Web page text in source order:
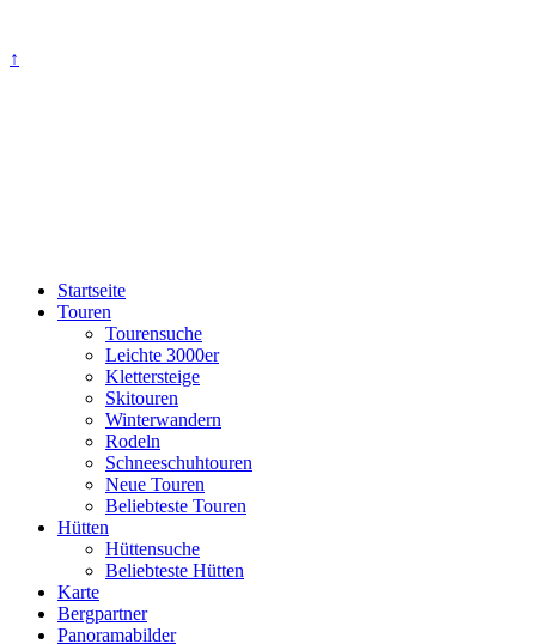
↑
Startseite
Touren
Tourensuche
Leichte 3000er
Klettersteige
Skitouren
Winterwandern
Rodeln
Schneeschuhtouren
Neue Touren
Beliebteste Touren
Hütten
Hüttensuche
Beliebteste Hütten
Karte
Bergpartner
Panoramabilder